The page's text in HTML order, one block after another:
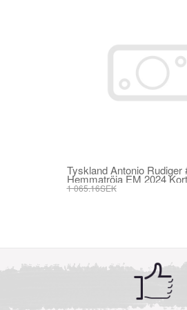
Tyskland Antonio Rudiger
Hemmatröja EM 2024
1 065.16SEK